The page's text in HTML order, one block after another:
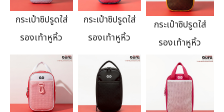
กระเป๋าซิปรูดใส่
รองเท้าหูหิ้ว
กระเป๋าซิปรูดใส่
รองเท้าหูหิ้ว
กระเป๋าซิปรูดใส่
รองเท้าหูหิ้ว